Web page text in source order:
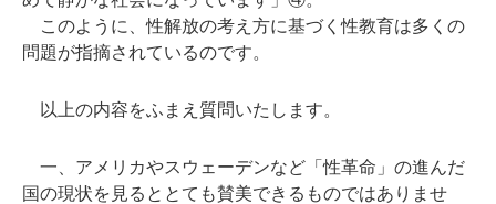
このように、性解放の考え方に基づく性教育は多くの
問題が指摘されているのです。
以上の内容をふまえ質問いたします。
一、アメリカやスウェーデンなど「性革命」の進んだ
国の現状を見るととても賛美できるものではありませ